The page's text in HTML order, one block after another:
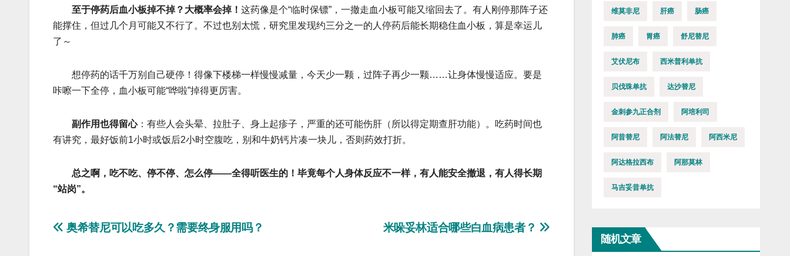
至于‌停药后血小板掉不掉‌？‌大概率会掉！‌ 这药像是个“临时保镖”，一撤走血小板可能又缩回去了。有人刚停那阵子还
能撑住，但过几个月可能又不行了。不过也别太慌，研究里发现约三分之一的人停药后能长期稳住血小板，算是幸运儿
了～
想停药的话‌千万别自己硬停‌！得像下楼梯一样‌慢慢减量‌，今天少一颗，过阵子再少一颗……让身体慢慢适应。要是
咔嚓一下全停，血小板可能“哗啦”掉得更厉害。
‌副作用也得留心‌：有些人会头晕、拉肚子、身上起疹子，严重的还可能伤肝（所以得定期查肝功能）。吃药时间也
有讲究，‌最好饭前1小时或饭后2小时空腹吃‌，别和牛奶钙片凑一块儿，否则药效打折。
总之啊，吃不吃、停不停、怎么停——‌全得听医生的‌！毕竟每个人身体反应不一样，有人能安全撤退，有人得长期
“站岗”。
文
米哚妥林适合哪些白血病患者？
奥希替尼可以吃多久？需要终身服用吗？
维莫非尼 肝癌 肠癌
肺癌 胃癌 舒尼替尼
艾伏尼布 西米普利单抗
贝伐珠单抗 达沙替尼
金刺参九正合剂 阿培利司
阿昔替尼 阿法替尼 阿西米尼
阿达格拉西布 阿那莫林
马吉妥昔单抗
随机文章